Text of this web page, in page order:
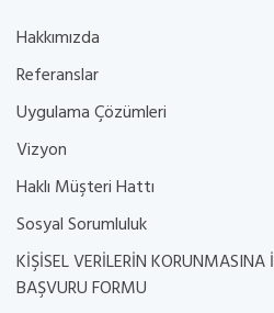
Hakkımızda
Referanslar
Uygulama Çözümleri
Vizyon
Haklı Müşteri Hattı
Sosyal Sorumluluk
KİŞİSEL VERİLERİN
BAŞVURU FORMU